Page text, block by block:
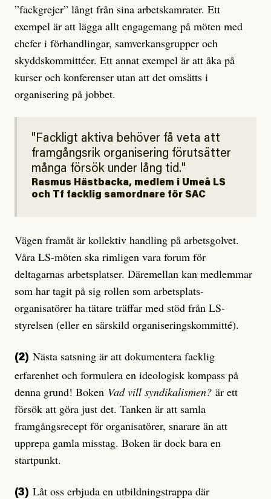
”fackgrejer” långt från sina arbetskamrater. Ett
exempel är att lägga allt engagemang på möten med
chefer i förhandlingar, samverkansgrupper och
skyddskommittéer. Ett annat exempel är att åka på
kurser och konferenser utan att det omsätts i
organisering på jobbet.
Fackligt aktiva behöver få veta att
framgångsrik organisering förutsätter
många försök under lång tid.
Rasmus Hästbacka, medlem i Umeå LS
och Tf facklig samordnare för SAC
Vägen framåt är kollektiv handling på arbetsgolvet.
Våra LS-möten ska rimligen vara forum för
deltagarnas arbetsplatser. Däremellan kan medlemmar
som har tagit på sig rollen som arbetsplats-
organisatörer ha tätare träffar med stöd från LS-
styrelsen (eller en särskild organiseringskommitté).
(2) Nästa satsning är att dokumentera facklig
erfarenhet och formulera en ideologisk kompass på
denna grund! Boken Vad vill syndikalismen? är ett
försök att göra just det. Tanken är att samla
framgångsrecept för organisatörer, snarare än att
upprepa gamla misstag. Boken är dock bara en
startpunkt.
(3) Låt oss erbjuda en utbildningstrappa där